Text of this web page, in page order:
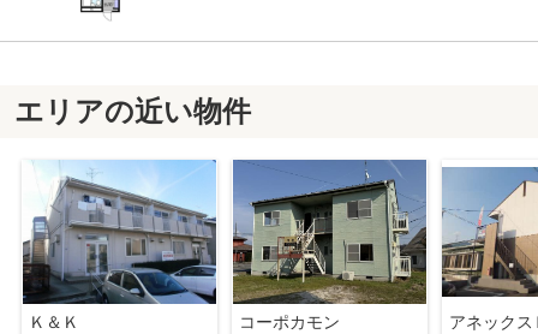
エリアの近い物件
Ｋ＆Ｋ
コーポカモン
アネックス